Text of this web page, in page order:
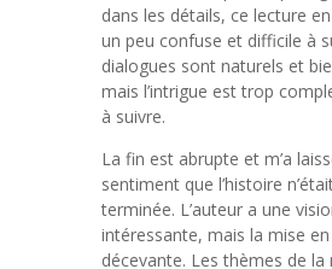
dans les détails, ce lecture
un peu confuse et difficile à
dialogues sont naturels et
mais l’intrigue est trop
à suivre.
La fin est abrupte et m’a
sentiment que l’histoire
terminée. L’auteur a une
intéressante, mais la mise
décevante. Les thèmes de